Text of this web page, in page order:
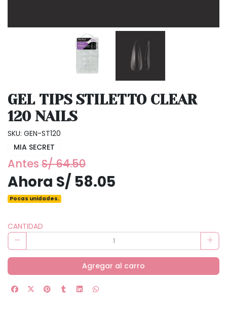
GEL TIPS STILETTO CLEAR
120 NAILS
SKU: GEN-ST120
MIA SECRET
Antes S/ 64.50
Ahora S/ 58.05
Pocas unidades.
CANTIDAD
Agregar al carro